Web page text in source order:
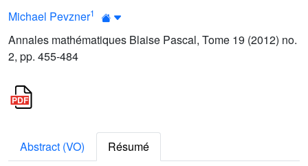
Michael Pevzner1
Annales mathématiques Blaise Pascal, Tome 19 (2012) no.
2, pp. 455-484
Abstract (VO)
Résumé